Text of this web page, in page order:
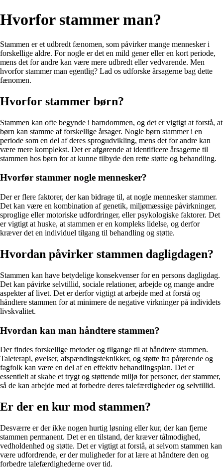
Hvorfor stammer man?
Stammen er et udbredt fænomen, som påvirker mange mennesker i
forskellige aldre. For nogle er det en mild gener eller en kort periode,
mens det for andre kan være mere udbredt eller vedvarende. Men
hvorfor stammer man egentlig? Lad os udforske årsagerne bag dette
fænomen.
Hvorfor stammer børn?
Stammen kan ofte begynde i barndommen, og det er vigtigt at forstå, at
børn kan stamme af forskellige årsager. Nogle børn stammer i en
periode som en del af deres sprogudvikling, mens det for andre kan
være mere komplekst. Det er afgørende at identificere årsagerne til
stammen hos børn for at kunne tilbyde den rette støtte og behandling.
Hvorfør stammer nogle mennesker?
Der er flere faktorer, der kan bidrage til, at nogle mennesker stammer.
Det kan være en kombination af genetik, miljømæssige påvirkninger,
sproglige eller motoriske udfordringer, eller psykologiske faktorer. Det
er vigtigt at huske, at stammen er en kompleks lidelse, og derfor
kræver det en individuel tilgang til behandling og støtte.
Hvordan påvirker stammen dagligdagen?
Stammen kan have betydelige konsekvenser for en persons dagligdag.
Det kan påvirke selvtillid, sociale relationer, arbejde og mange andre
aspekter af livet. Det er derfor vigtigt at arbejde med at forstå og
håndtere stammen for at minimere de negative virkninger på individets
livskvalitet.
Hvordan kan man håndtere stammen?
Der findes forskellige metoder og tilgange til at håndtere stammen.
Taleterapi, øvelser, afspændingsteknikker, og støtte fra pårørende og
fagfolk kan være en del af en effektiv behandlingsplan. Det er
essentielt at skabe et trygt og støttende miljø for personer, der stammer,
så de kan arbejde med at forbedre deres talefærdigheder og selvtillid.
Er der en kur mod stammen?
Desværre er der ikke nogen hurtig løsning eller kur, der kan fjerne
stammen permanent. Det er en tilstand, der kræver tålmodighed,
vedholdenhed og støtte. Det er vigtigt at forstå, at selvom stammen kan
være udfordrende, er der muligheder for at lære at håndtere den og
forbedre talefærdighederne over tid.